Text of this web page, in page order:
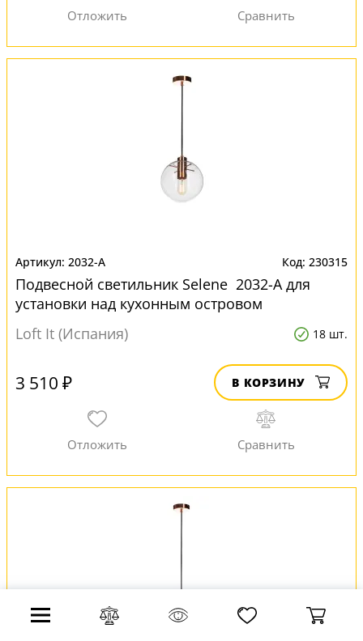
2032-A 230315
Подвесной светильник Selene 2032-A для
установки над кухонным островом
Loft It (Испания)
18 шт.
3 510 ₽ В КОРЗИНУ